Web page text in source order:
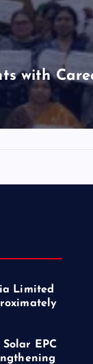
with
Limited
Solar EPC